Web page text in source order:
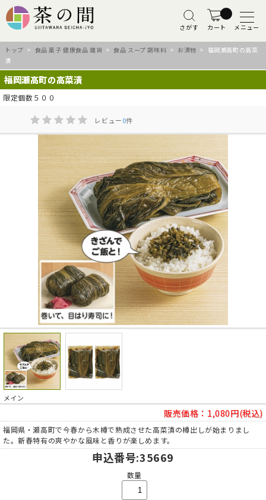
さがす カート メニュー
トップ > 食品 菓子 健康食品 雑貨 >食品 スープ 調味料 > お漬物 > 福岡瀬高町の高菜
漬
福岡瀬高町の高菜漬
限定個数５００
レビュー0件
メイン
販売価格： 1,080円(税込)
福岡県・瀬高町で今春から木樽で熟成させた高菜漬の樽出しが始まりまし
た。新春特有の爽やかな風味と香りが楽しめます。
申込番号:35669
数量